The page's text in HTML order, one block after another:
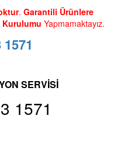
. Garantili Ürünlere
Kurulumu Yapmamaktayız.
SERVİSİ
1571